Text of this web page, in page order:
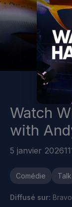
Watch
with
5 janvier 2026
Comédie Talk
Diffusé sur: Bravo